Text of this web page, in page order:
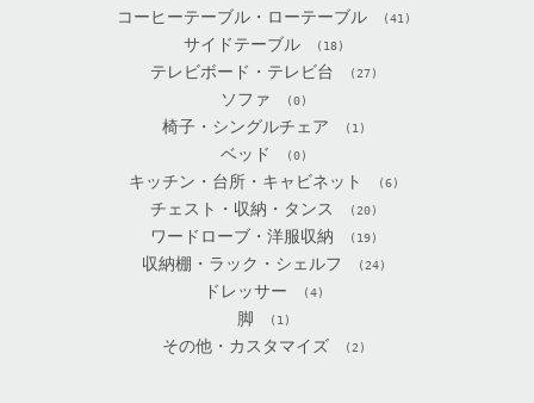
コーヒーテーブル・ローテーブル (41)
サイドテーブル (18)
テレビボード・テレビ台 (27)
ソファ (0)
椅子・シングルチェア (1)
ベッド (0)
キッチン・台所・キャビネット (6)
チェスト・収納・タンス (20)
ワードローブ・洋服収納 (19)
収納棚・ラック・シェルフ (24)
ドレッサー (4)
脚 (1)
その他・カスタマイズ (2)